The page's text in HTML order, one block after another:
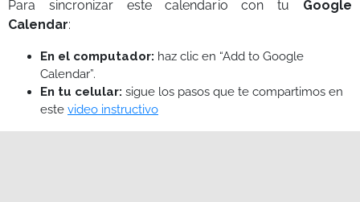
Para sincronizar este calendario con tu Google
Calendar:
En el computador: haz clic en “Add to Google
Calendar”.
En tu celular: sigue los pasos que te compartimos en
este video instructivo